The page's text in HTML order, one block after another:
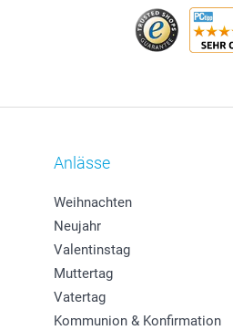
Anlässe
Weihnachten
Neujahr
Valentinstag
Muttertag
Vatertag
Kommunion & Konfirmation